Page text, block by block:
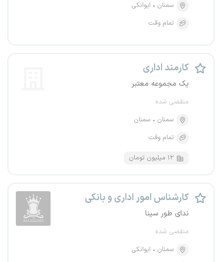
سمنان
ایوانکی
تمام وقت
کارمند اداری
یک مجموعه معتبر
منقضی شده
سمنان
سمنان
تمام وقت
۱۲ میلیون تومان
کارشناس امور اداری و بانکی
ندای طور سینا
منقضی شده
سمنان
ایوانکی